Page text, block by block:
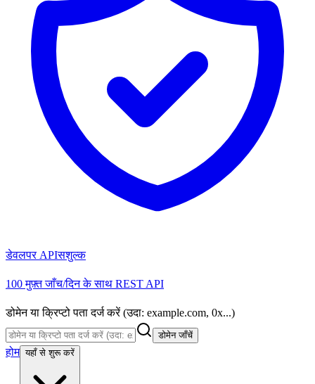
डेवलपर APIसशुल्क
100 मुफ़्त जाँच/दिन के साथ REST API
डोमेन या क्रिप्टो पता दर्ज करें (उदा: example.com, 0x...)
डोमेन जाँचें
होम यहाँ से शुरू करें